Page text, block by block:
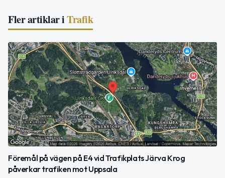
Fler artiklar iTrafik
Föremål på vägen på E4 vid Trafikplats Järva Krog
påverkar trafiken mot Uppsala